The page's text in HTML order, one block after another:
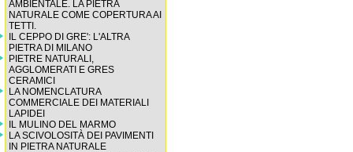
AMBIENTALE. LA PIETRA
NATURALE COME COPERTURA AI
TETTI.
IL CEPPO DI GRE': L'ALTRA
PIETRA DI MILANO
PIETRE NATURALI,
AGGLOMERATI E GRES
CERAMICI
LA NOMENCLATURA
COMMERCIALE DEI MATERIALI
LAPIDEI
IL MULINO DEL MARMO
LA SCIVOLOSITÀ DEI PAVIMENTI
IN PIETRA NATURALE